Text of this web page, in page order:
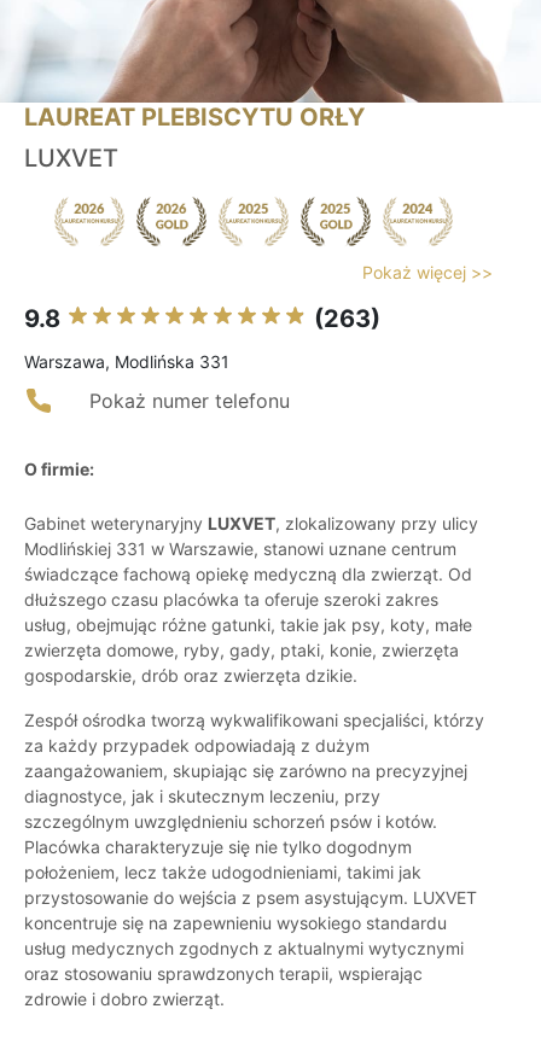
LAUREAT PLEBISCYTU ORŁY
LUXVET
Pokaż więcej >>
9.8 (263)
Warszawa, Modlińska 331
Pokaż numer telefonu
O firmie:
Gabinet weterynaryjny LUXVET, zlokalizowany przy ulicy
Modlińskiej 331 w Warszawie, stanowi uznane centrum
świadczące fachową opiekę medyczną dla zwierząt. Od
dłuższego czasu placówka ta oferuje szeroki zakres
usług, obejmując różne gatunki, takie jak psy, koty, małe
zwierzęta domowe, ryby, gady, ptaki, konie, zwierzęta
gospodarskie, drób oraz zwierzęta dzikie.
Zespół ośrodka tworzą wykwalifikowani specjaliści, którzy
za każdy przypadek odpowiadają z dużym
zaangażowaniem, skupiając się zarówno na precyzyjnej
diagnostyce, jak i skutecznym leczeniu, przy
szczególnym uwzględnieniu schorzeń psów i kotów.
Placówka charakteryzuje się nie tylko dogodnym
położeniem, lecz także udogodnieniami, takimi jak
przystosowanie do wejścia z psem asystującym. LUXVET
koncentruje się na zapewnieniu wysokiego standardu
usług medycznych zgodnych z aktualnymi wytycznymi
oraz stosowaniu sprawdzonych terapii, wspierając
zdrowie i dobro zwierząt.